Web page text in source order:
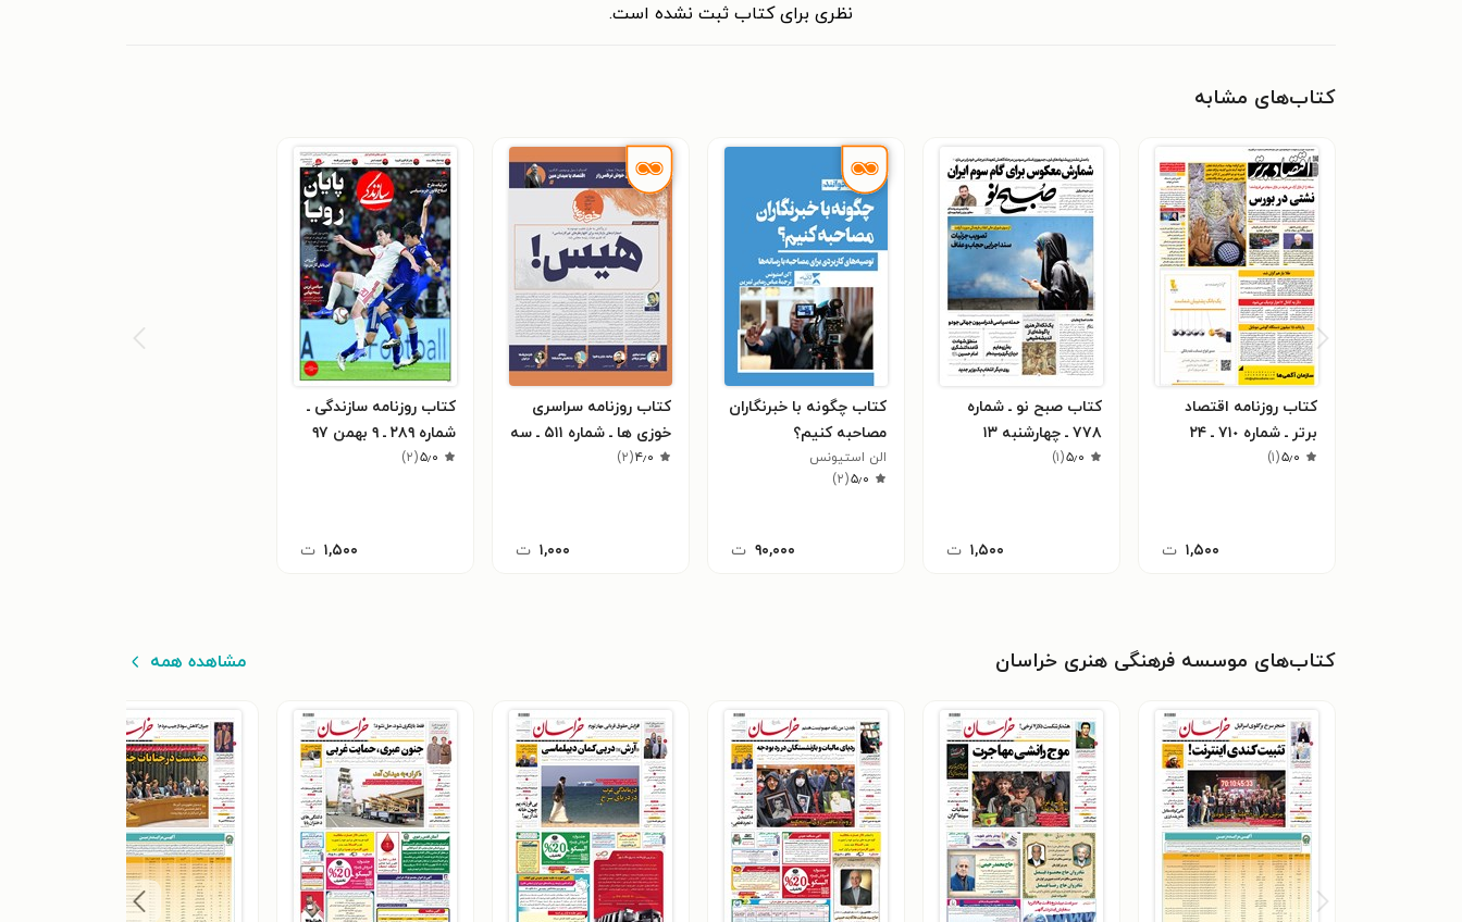
نظری برای کتاب ثبت نشده است.
کتاب‌های مشابه
کتاب روزنامه اقتصاد
برتر ـ شماره ٧١٠ ـ ٢۴
اردیبهشت ٩٩
۵٫۰(۱)
۱,۵۰۰ ت
کتاب صبح نو ـ شماره
۷۷۸ ـ چهارشنبه ۱۳
شهریور ۹۸
۵٫۰(۱)
۱,۵۰۰ ت
کتاب چگونه با خبرنگاران
مصاحبه کنیم؟
الن استیونس
۵٫۰(۲)
۹۰,۰۰۰ ت
کتاب روزنامه سراسری
خوزی ها ـ شماره ۵۱۱ ـ سه
شنبه ۱۱ بهمن ماه ۱۴۰۱
۴٫۰(۲)
۱,۰۰۰ ت
کتاب روزنامه سازندگی ـ
شماره ۲۸۹ ـ ۹ بهمن ۹۷
۵٫۰(۲)
۱,۵۰۰ ت
کتاب‌های موسسه فرهنگی هنری خراسان مشاهده همه